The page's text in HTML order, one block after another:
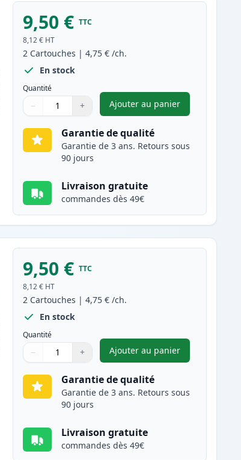
9,50 € TTC
8,12 € HT
2 Cartouches |4,75 € /ch.
En stock
Quantité
Quantité
Utilisez les boutons pour ajuster
− +
Quantité
Ajouter au panier
,Pack de 2 Brother
Garantie de qualité
Garantie de 3 ans. Retours sous
90 jours
Livraison gratuite
commandes dès 49€
9,50 € TTC
8,12 € HT
2 Cartouches |4,75 € /ch.
En stock
Quantité
Quantité
Utilisez les boutons pour ajuster
− +
Quantité
Ajouter au panier
,Pack de 2 Brother
Garantie de qualité
Garantie de 3 ans. Retours sous
90 jours
Livraison gratuite
commandes dès 49€